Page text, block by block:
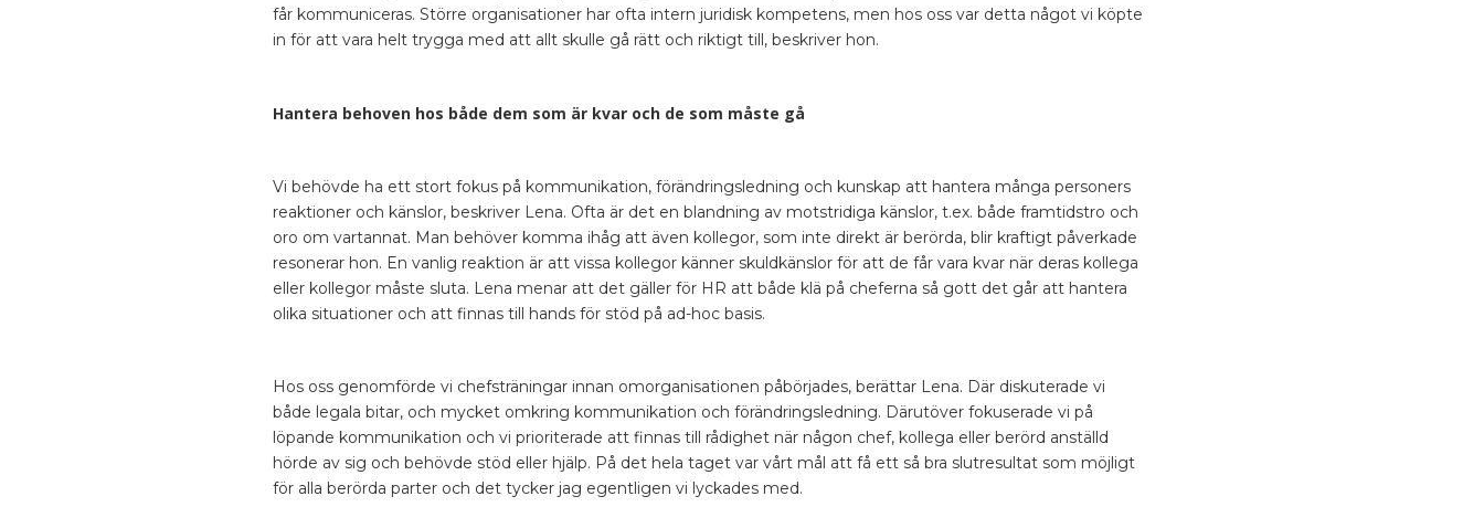
får kommuniceras. Större organisationer har ofta intern juridisk kompetens, men hos oss var detta något vi köpte
in för att vara helt trygga med att allt skulle gå rätt och riktigt till, beskriver hon.
Hantera behoven hos både dem som är kvar och de som måste gå
Vi behövde ha ett stort fokus på kommunikation, förändringsledning och kunskap att hantera många personers
reaktioner och känslor, beskriver Lena. Ofta är det en blandning av motstridiga känslor, t.ex. både framtidstro och
oro om vartannat. Man behöver komma ihåg att även kollegor, som inte direkt är berörda, blir kraftigt påverkade
resonerar hon. En vanlig reaktion är att vissa kollegor känner skuldkänslor för att de får vara kvar när deras kollega
eller kollegor måste sluta. Lena menar att det gäller för HR att både klä på cheferna så gott det går att hantera
olika situationer och att finnas till hands för stöd på ad-hoc basis.
Hos oss genomförde vi chefsträningar innan omorganisationen påbörjades, berättar Lena. Där diskuterade vi
både legala bitar, och mycket omkring kommunikation och förändringsledning. Därutöver fokuserade vi på
löpande kommunikation och vi prioriterade att finnas till rådighet när någon chef, kollega eller berörd anställd
hörde av sig och behövde stöd eller hjälp. På det hela taget var vårt mål att få ett så bra slutresultat som möjligt
för alla berörda parter och det tycker jag egentligen vi lyckades med.